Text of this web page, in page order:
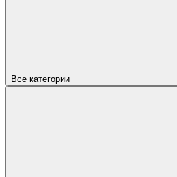
Все категории